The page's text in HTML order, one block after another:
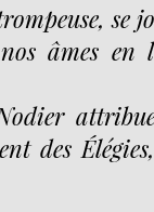
se
âmes
des